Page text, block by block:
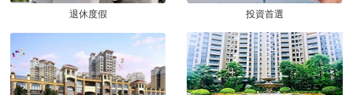
退休度假 投資首選